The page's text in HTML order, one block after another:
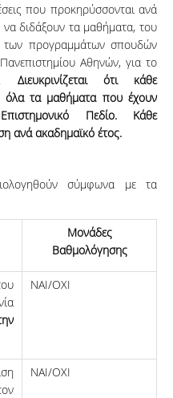
που προκηρύσσονται ανά
να διδάξουν τα μαθήματα, του
των προγραμμάτων σπουδών
Αθηνών, για το
Διευκρινίζεται ότι κάθε
όλα τα μαθήματα που έχουν
Πεδίο. Κάθε
ανά ακαδημαϊκό έτος.
σύμφωνα με τα
Μονάδες
Βαθμολόγησης
ΝΑΙ/ΟΧΙ
ΝΑΙ/ΟΧΙ